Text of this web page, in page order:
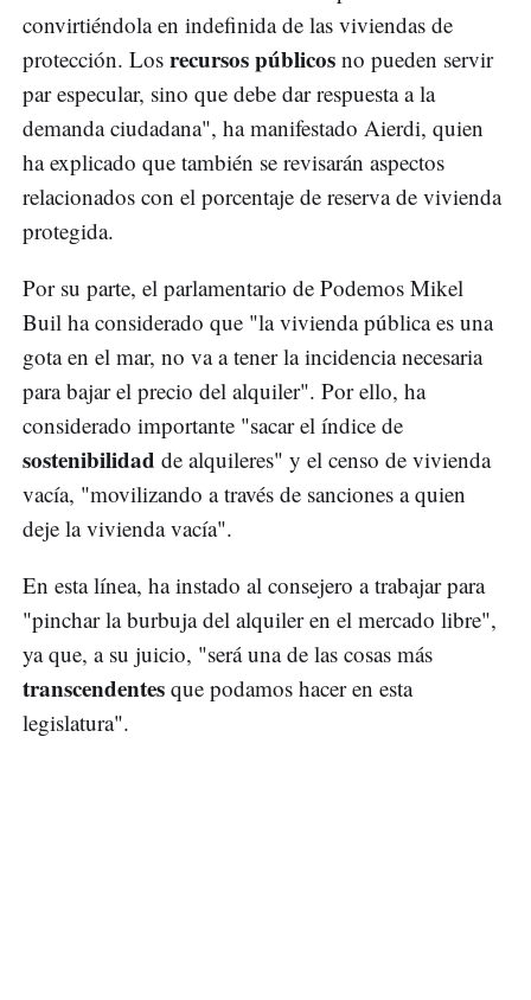
convirtiéndola en indefinida de las viviendas de
protección. Los recursos públicos no pueden servir
par especular, sino que debe dar respuesta a la
demanda ciudadana", ha manifestado Aierdi, quien
ha explicado que también se revisarán aspectos
relacionados con el porcentaje de reserva de vivienda
protegida.
Por su parte, el parlamentario de Podemos Mikel
Buil ha considerado que "la vivienda pública es una
gota en el mar, no va a tener la incidencia necesaria
para bajar el precio del alquiler". Por ello, ha
considerado importante "sacar el índice de
sostenibilidad de alquileres" y el censo de vivienda
vacía, "movilizando a través de sanciones a quien
deje la vivienda vacía".
En esta línea, ha instado al consejero a trabajar para
"pinchar la burbuja del alquiler en el mercado libre",
ya que, a su juicio, "será una de las cosas más
transcendentes que podamos hacer en esta
legislatura".